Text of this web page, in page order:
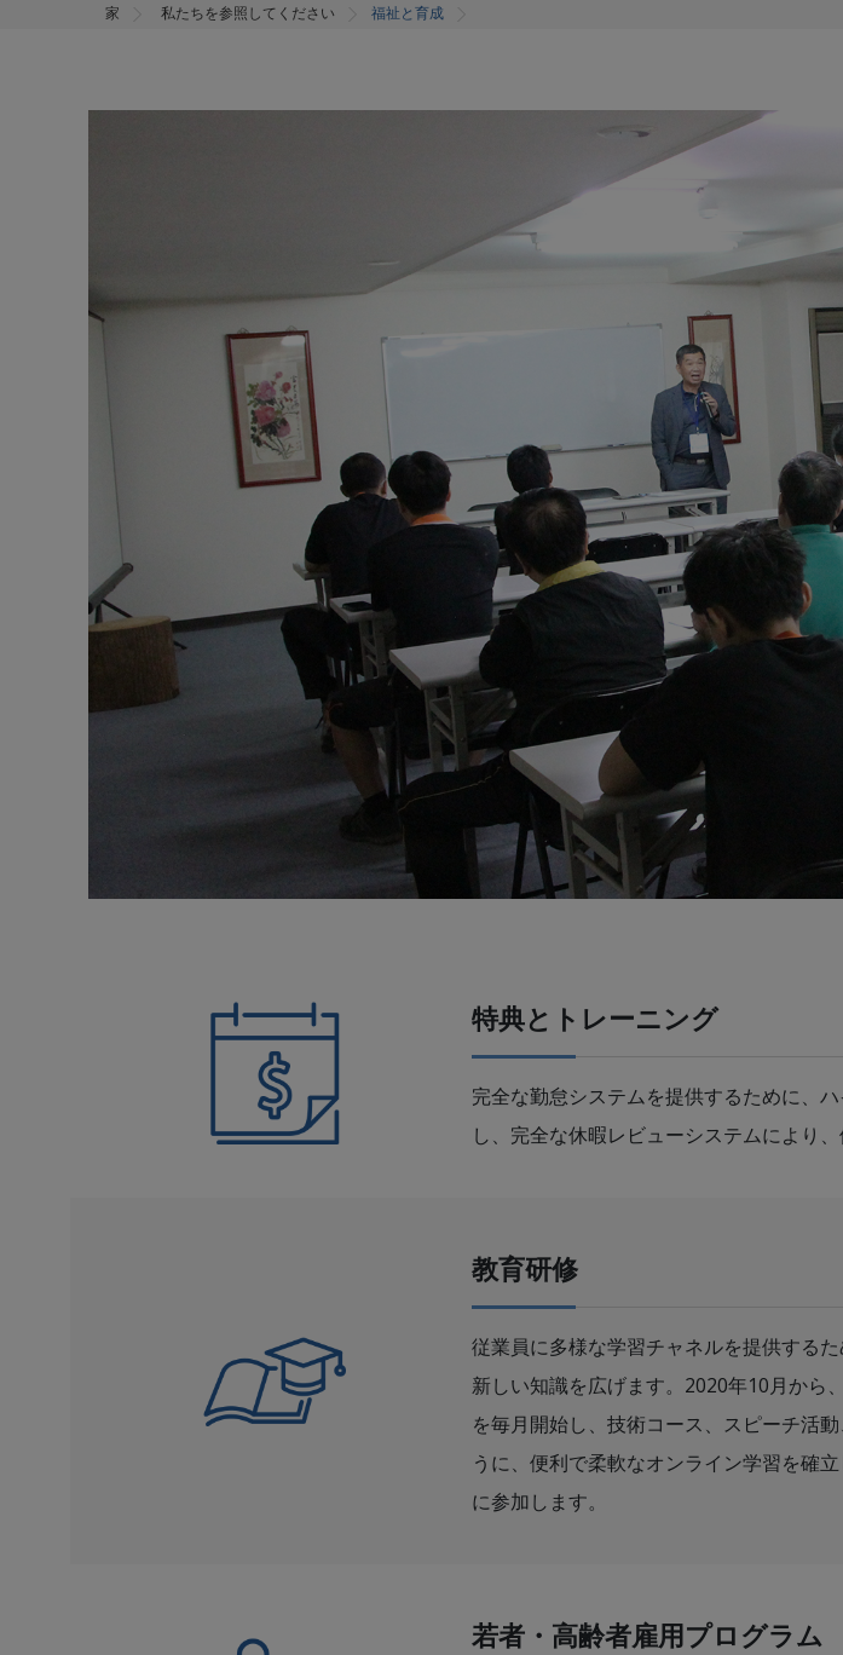
家 私たちを参照してください 福祉と育成
特典とトレーニング
完全な勤怠システムを提供するために、
し、完全な休暇レビューシステムにより
教育研修
従業員に多様な学習チャネルを提供する
新しい知識を広げます。2020年10月から
を毎月開始し、技術コース、スピーチ活
うに、便利で柔軟なオンライン学習を確
に参加します。
若者・高齢者雇用プログラム